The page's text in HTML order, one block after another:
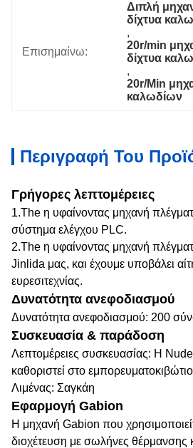
Επισημαίνω:
Διπλή
δίχτυα
,
20r/min
δίχτυα
,
20r/Min
καλωδίων
Περιγραφή Του
Γρήγορες λεπτομέρειες
1.The η υφαίνοντας μηχανή
σύστημα ελέγχου PLC.
2.The η υφαίνοντας μηχανή
Jinlida μας, και έχουμε υποβάλει
ευρεσιτεχνίας.
Δυνατότητα ανεφοδιασμού
Δυνατότητα ανεφοδιασμού: 200
Συσκευασία & παράδοση
Λεπτομέρειες συσκευασίας: Η
καθοριστεί στο
Λιμένας: Σαγκάη
Εφαρμογή Gabion
Η μηχανή Gabion που
διοχέτευση με σωλήνες θέρμανσης